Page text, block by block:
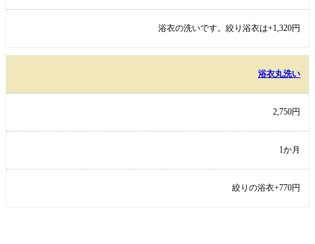
浴衣の洗いです。絞り浴衣は+1,320円
浴衣丸洗い
2,750円
1か月
絞りの浴衣+770円